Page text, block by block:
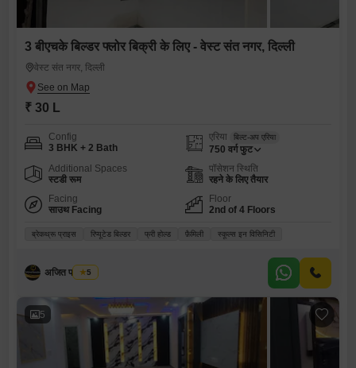
3 बीएचके बिल्डर फ्लोर बिक्री के लिए - वेस्ट संत नगर, दिल्ली
वेस्ट संत नगर, दिल्ली
₹ 30 L
Config
3 BHK + 2 Bath
एरिया बिल्ट-अप एरिया
750 वर्ग फुट
Additional Spaces
स्टडी रूम
पॉसेशन स्थिति
रहने के लिए तैयार
Facing
साउथ Facing
Floor
2nd of 4 Floors
ब्रेकथ्रू प्राइस रिप्यूटेड बिल्डर फ्री होल्ड फ़ैमिली स्कूल्स इन विसिनिटी
अजित पाल सिंघ
5
5